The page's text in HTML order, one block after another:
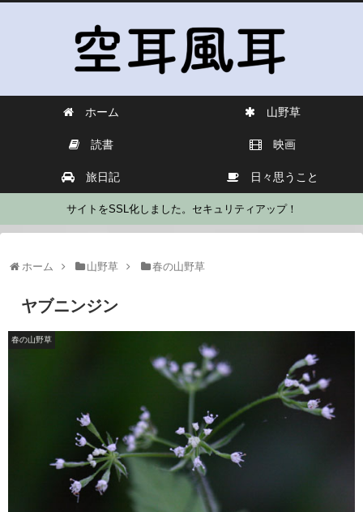
ホーム 山野草
読書 映画
旅日記 日々思うこと
サイトをSSL化しました。セキュリティアップ！
ホーム 山野草 春の山野草
ヤブニンジン
春の山野草